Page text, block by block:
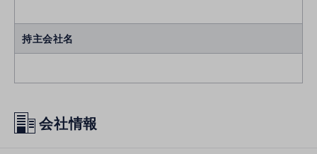
持主会社名
会社情報